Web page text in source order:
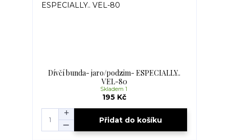
Dívčí bunda- jaro/podzim- ESPECIALLY..
VEL-80
195 Kč
Skladem 1
Přidat do košíku